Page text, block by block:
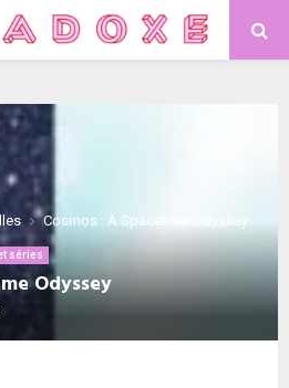
Cosmos : A Spacetime Odyssey
séries
Odyssey